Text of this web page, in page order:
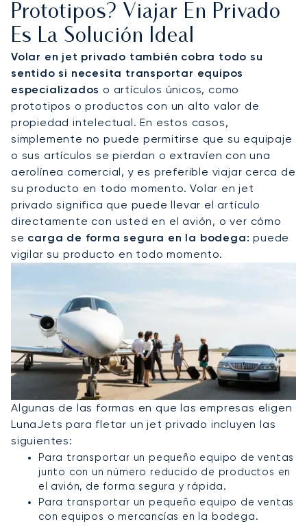
Prototipos? Viajar En Privado
Es La Solución Ideal
Volar en jet privado también cobra todo su
sentido si necesita transportar equipos
especializados o artículos únicos, como
prototipos o productos con un alto valor de
propiedad intelectual. En estos casos,
simplemente no puede permitirse que su equipaje
o sus artículos se pierdan o extravíen con una
aerolínea comercial, y es preferible viajar cerca de
su producto en todo momento. Volar en jet
privado significa que puede llevar el artículo
directamente con usted en el avión, o ver cómo
se carga de forma segura en la bodega: puede
vigilar su producto en todo momento.
Algunas de las formas en que las empresas eligen
LunaJets para fletar un jet privado incluyen las
siguientes:
Para transportar un pequeño equipo de ventas
junto con un número reducido de productos en
el avión, de forma segura y rápida.
Para transportar un pequeño equipo de ventas
con equipos o mercancías en la bodega.